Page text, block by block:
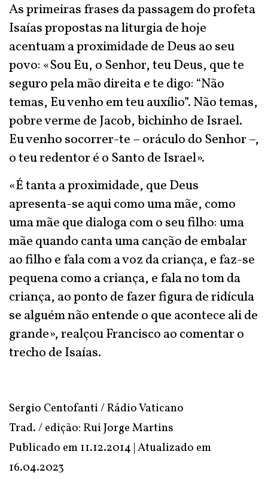
As primeiras frases da passagem do profeta
Isaías propostas na liturgia de hoje
acentuam a proximidade de Deus ao seu
povo: «Sou Eu, o Senhor, teu Deus, que te
seguro pela mão direita e te digo: “Não
temas, Eu venho em teu auxílio”. Não temas,
pobre verme de Jacob, bichinho de Israel.
Eu venho socorrer-te – oráculo do Senhor –,
o teu redentor é o Santo de Israel».
«É tanta a proximidade, que Deus
apresenta-se aqui como uma mãe, como
uma mãe que dialoga com o seu filho: uma
mãe quando canta uma canção de embalar
ao filho e fala com a voz da criança, e faz-se
pequena como a criança, e fala no tom da
criança, ao ponto de fazer figura de ridícula
se alguém não entende o que acontece ali de
grande», realçou Francisco ao comentar o
trecho de Isaías.
Sergio Centofanti / Rádio Vaticano
Trad. / edição: Rui Jorge Martins
Publicado em 11.12.2014 | Atualizado em
16.04.2023